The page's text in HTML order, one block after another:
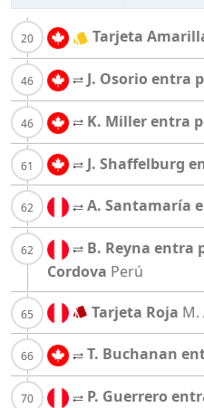
Tarjeta
J. Osorio entra
K. Miller entra
J. Shaffelburg
A. Santamaría
B. Reyna entra
Cordova Perú
Tarjeta Roja M.
T. Buchanan
P. Guerrero